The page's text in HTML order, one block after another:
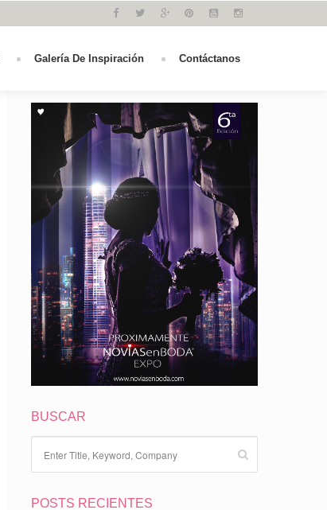
Galería De Inspiración Contáctanos
BUSCAR
POSTS RECIENTES